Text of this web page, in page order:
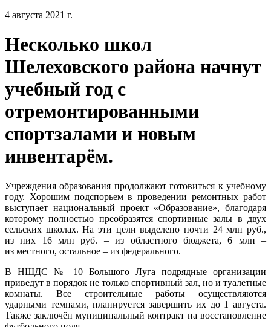
4 августа 2021 г.
Несколько школ
Шелеховского района начнут
учебный год с
отремонтированными
спортзалами и новым
инвентарём.
Учреждения образования продолжают готовиться к учебному
году. Хорошим подспорьем в проведении ремонтных работ
выступает национальный проект «Образование», благодаря
которому полностью преобразятся спортивные залы в двух
сельских школах. На эти цели выделено почти 24 млн руб.,
из них 16 млн руб. – из областного бюджета, 6 млн –
из местного, остальное – из федерального.
В НШДС № 10 Большого Луга подрядные организации
приведут в порядок не только спортивный зал, но и туалетные
комнаты. Все строительные работы осуществляются
ударными темпами, планируется завершить их до 1 августа.
Также заключён муниципальный контракт на восстановление